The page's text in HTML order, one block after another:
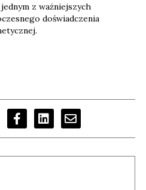
z ważniejszych
doświadczenia